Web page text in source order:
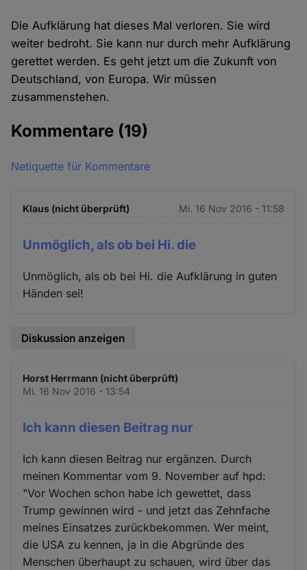
Die Aufklärung hat dieses Mal verloren. Sie wird
weiter bedroht. Sie kann nur durch mehr Aufklärung
gerettet werden. Es geht jetzt um die Zukunft von
Deutschland, von Europa. Wir müssen
zusammenstehen.
Kommentare (19)
Netiquette für Kommentare
Klaus (nicht überprüft) Mi. 16 Nov 2016 - 11:58
Unmöglich, als ob bei Hi. die
Unmöglich, als ob bei Hi. die Aufklärung in guten
Händen sei!
Diskussion anzeigen
Horst Herrmann (nicht überprüft)
Mi. 16 Nov 2016 - 13:54
Ich kann diesen Beitrag nur
Ich kann diesen Beitrag nur ergänzen. Durch
meinen Kommentar vom 9. November auf hpd:
"Vor Wochen schon habe ich gewettet, dass
Trump gewinnen wird - und jetzt das Zehnfache
meines Einsatzes zurückbekommen. Wer meint,
die USA zu kennen, ja in die Abgründe des
Menschen überhaupt zu schauen, wird über das